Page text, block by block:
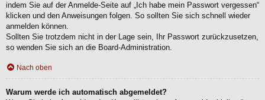
indem Sie auf der Anmelde-Seite auf „Ich habe mein Passwort vergessen“
klicken und den Anweisungen folgen. So sollten Sie sich schnell wieder
anmelden können.
Sollten Sie trotzdem nicht in der Lage sein, Ihr Passwort zurückzusetzen,
so wenden Sie sich an die Board-Administration.
Nach oben
Warum werde ich automatisch abgemeldet?